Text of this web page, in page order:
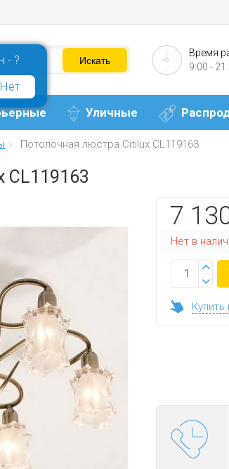
- ?
Нет
Время
9:00 -
Уличные
Потолочная люстра Citilux CL119163
CL119163
7
Нет в
Купить